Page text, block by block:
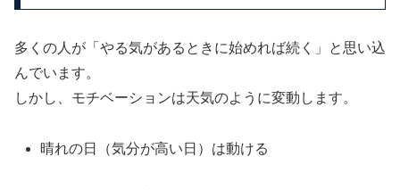
多くの人が「やる気があるときに始めれば続く」と思い込
んでいます。
しかし、モチベーションは天気のように変動します。
晴れの日（気分が高い日）は動ける